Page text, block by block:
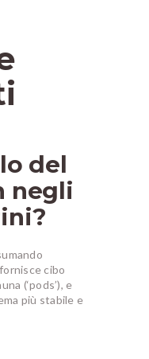
del
negli
cibo
(‘pods’), e
più stabile e